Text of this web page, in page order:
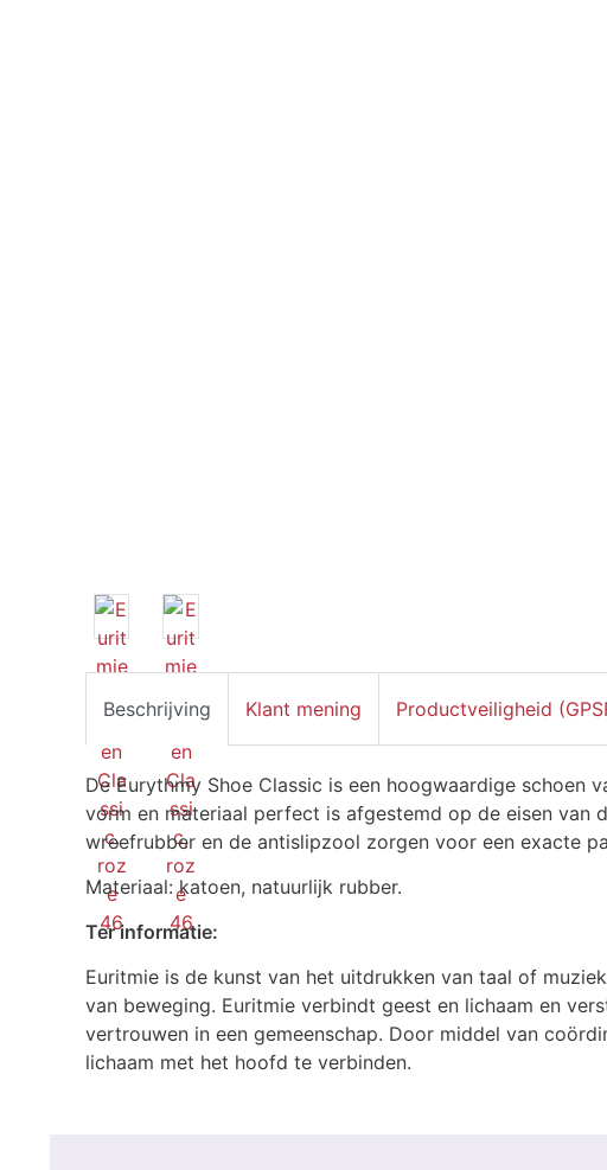
Beschrijving Klant mening Productveiligheid
De Eurythmy Shoe Classic is een hoogwaardige schoen
vorm en materiaal perfect is afgestemd op de eisen van
wreefrubber en de antislipzool zorgen voor een exacte
Materiaal: katoen, natuurlijk rubber.
Ter informatie:
Euritmie is de kunst van het uitdrukken van taal of
van beweging. Euritmie verbindt geest en lichaam en
vertrouwen in een gemeenschap. Door middel van
lichaam met het hoofd te verbinden.